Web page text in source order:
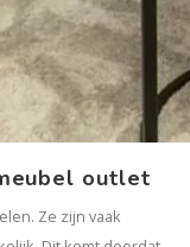
outlet
Ze zijn vaak